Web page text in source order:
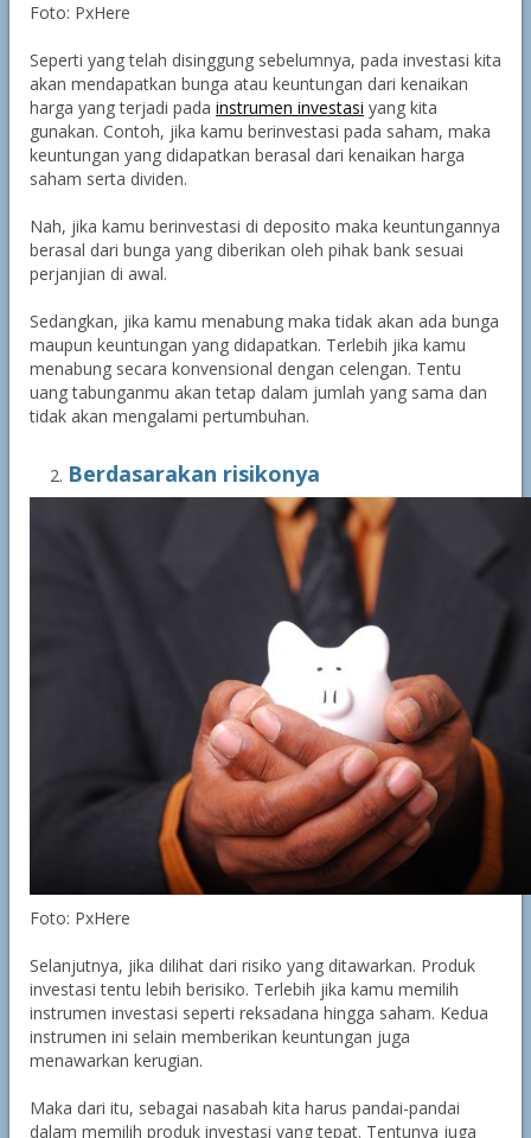
Foto: PxHere
Seperti yang telah disinggung sebelumnya, pada investasi kita
akan mendapatkan bunga atau keuntungan dari kenaikan
harga yang terjadi pada instrumen investasi yang kita
gunakan. Contoh, jika kamu berinvestasi pada saham, maka
keuntungan yang didapatkan berasal dari kenaikan harga
saham serta dividen.
Nah, jika kamu berinvestasi di deposito maka keuntungannya
berasal dari bunga yang diberikan oleh pihak bank sesuai
perjanjian di awal.
Sedangkan, jika kamu menabung maka tidak akan ada bunga
maupun keuntungan yang didapatkan. Terlebih jika kamu
menabung secara konvensional dengan celengan. Tentu
uang tabunganmu akan tetap dalam jumlah yang sama dan
tidak akan mengalami pertumbuhan.
Berdasarakan risikonya
Foto: PxHere
Selanjutnya, jika dilihat dari risiko yang ditawarkan. Produk
investasi tentu lebih berisiko. Terlebih jika kamu memilih
instrumen investasi seperti reksadana hingga saham. Kedua
instrumen ini selain memberikan keuntungan juga
menawarkan kerugian.
Maka dari itu, sebagai nasabah kita harus pandai-pandai
dalam memilih produk investasi yang tepat. Tentunya juga